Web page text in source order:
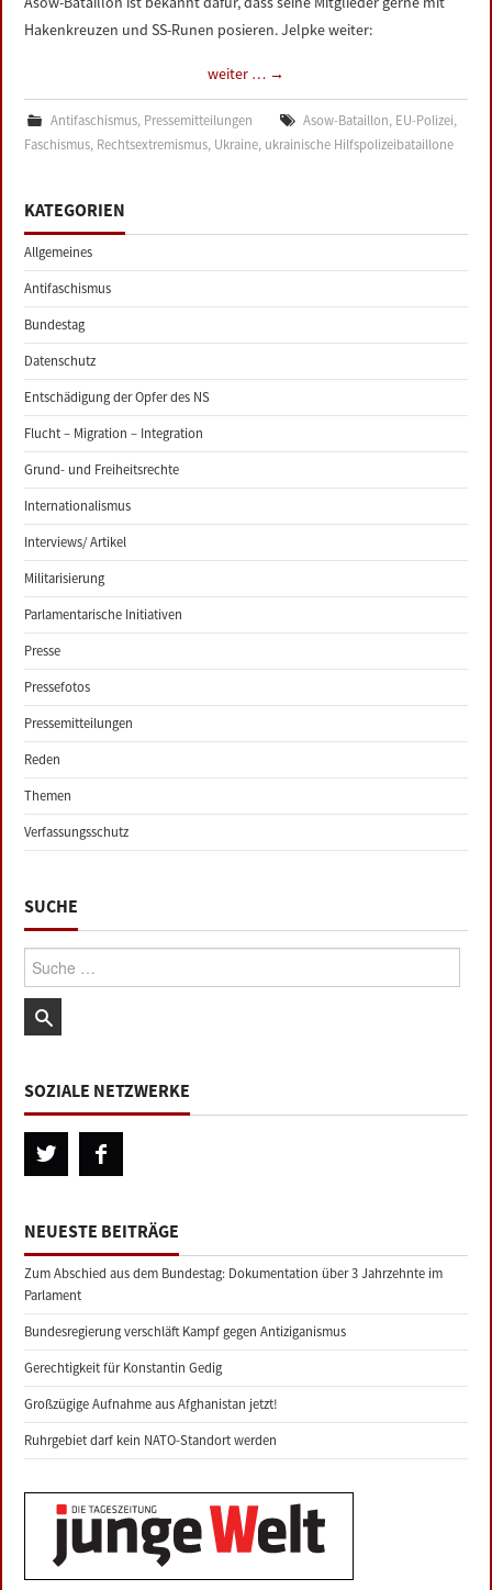
Hakenkreuzen und SS-Runen posieren. Jelpke weiter:
weiter … →
Antifaschismus, Pressemitteilungen Asow-Bataillon, EU-Polizei,
Faschismus, Rechtsextremismus, Ukraine, ukrainische Hilfspolizeibataillone
KATEGORIEN
Allgemeines
Antifaschismus
Bundestag
Datenschutz
Entschädigung der Opfer des NS
Flucht – Migration – Integration
Grund- und Freiheitsrechte
Internationalismus
Interviews/ Artikel
Militarisierung
Parlamentarische Initiativen
Presse
Pressefotos
Pressemitteilungen
Reden
Themen
Verfassungsschutz
SUCHE
Suche:
SOZIALE NETZWERKE
NEUESTE BEITRÄGE
Zum Abschied aus dem Bundestag: Dokumentation über 3 Jahrzehnte im
Parlament
Bundesregierung verschläft Kampf gegen Antiziganismus
Gerechtigkeit für Konstantin Gedig
Großzügige Aufnahme aus Afghanistan jetzt!
Ruhrgebiet darf kein NATO-Standort werden